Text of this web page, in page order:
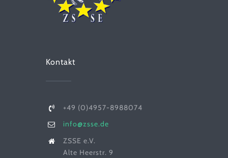
Kontakt
+49 (0)4957-8988074
info@zsse.de
ZSSE e.V.
Alte Heerstr. 9